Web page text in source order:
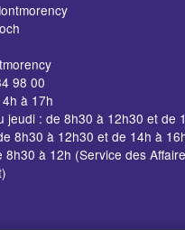
98 00
à 17h
jeudi : de 8h30 à 12h30 et de
8h30 à 12h30 et de 14h à
8h30 à 12h (Service des